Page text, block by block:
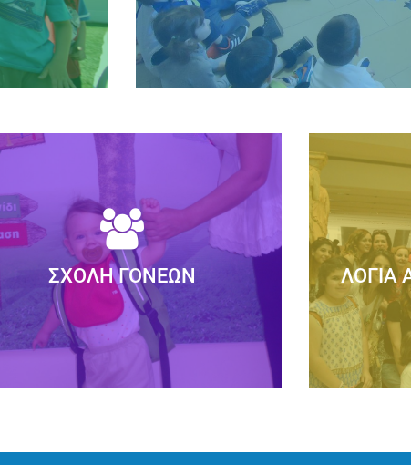
Το ΣΥΓΧΡΟΝΟ ΝΗΠΙΑΓΩΓΕΙΟ
προγράμματος, σε συνεργασία
Διαβάστε
ΣΧΟΛΉ ΓΟΝΈΩΝ ΛΌΓΙΑ